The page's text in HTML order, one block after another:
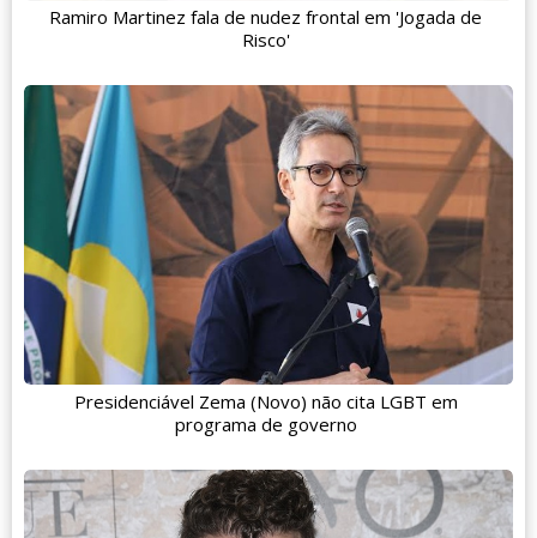
Ramiro Martinez fala de nudez frontal em 'Jogada de
Risco'
Presidenciável Zema (Novo) não cita LGBT em
programa de governo